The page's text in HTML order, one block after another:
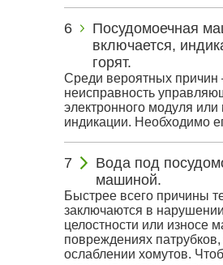
Посудомоечная
включается,
горят.
Среди вероятных причин
неисправность
электронного модуля или
индикации. Необходимо
Вода под
машиной.
Быстрее всего причины
заключаются в нарушении
целостности или износе
повреждениях
ослаблении хомутов.